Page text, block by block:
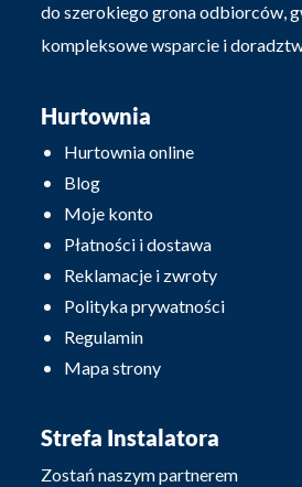
do szerokiego grona odbiorców,
kompleksowe wsparcie i
Hurtownia
Hurtownia online
Blog
Moje konto
Płatności i dostawa
Reklamacje i zwroty
Polityka prywatności
Regulamin
Mapa strony
Strefa Instalatora
Zostań naszym partnerem